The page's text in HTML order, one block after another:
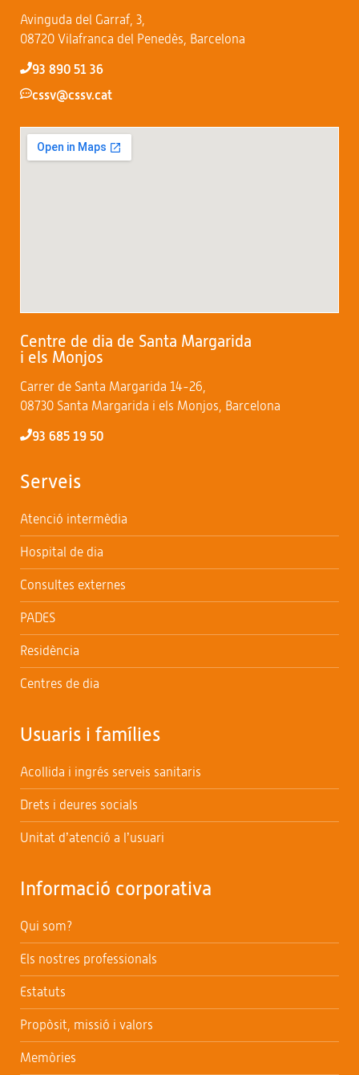
Avinguda del Garraf, 3,
08720 Vilafranca del Penedès, Barcelona
93 890 51 36
cssv@cssv.cat
Centre de dia de Santa Margarida
i els Monjos
Carrer de Santa Margarida 14-26,
08730 Santa Margarida i els Monjos, Barcelona
93 685 19 50
Serveis
Atenció intermèdia
Hospital de dia
Consultes externes
PADES
Residència
Centres de dia
Usuaris i famílies
Acollida i ingrés serveis sanitaris
Drets i deures socials
Unitat d’atenció a l’usuari
Informació corporativa
Qui som?
Els nostres professionals
Estatuts
Propòsit, missió i valors
Memòries